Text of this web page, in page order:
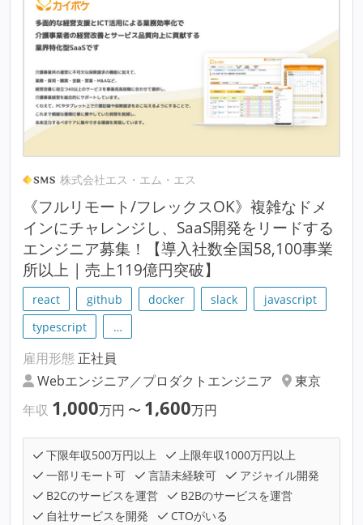
株式会社エス・エム・エス
《フルリモート/フレックスOK》複雑なドメ
インにチャレンジし、SaaS開発をリードする
エンジニア募集！【導入社数全国58,100事業
所以上 | 売上119億円突破】
react github docker slack
javascript
typescript
…
雇用形態 正社員
Webエンジニア／プロダクトエンジニア
東京
年収 1,000万円 〜 1,600万円
下限年収500万円以上
上限年収1000万円以上
一部リモート可
言語未経験可
アジャイル開発
B2Cのサービスを運営
B2Bのサービスを運営
自社サービスを開発
CTOがいる